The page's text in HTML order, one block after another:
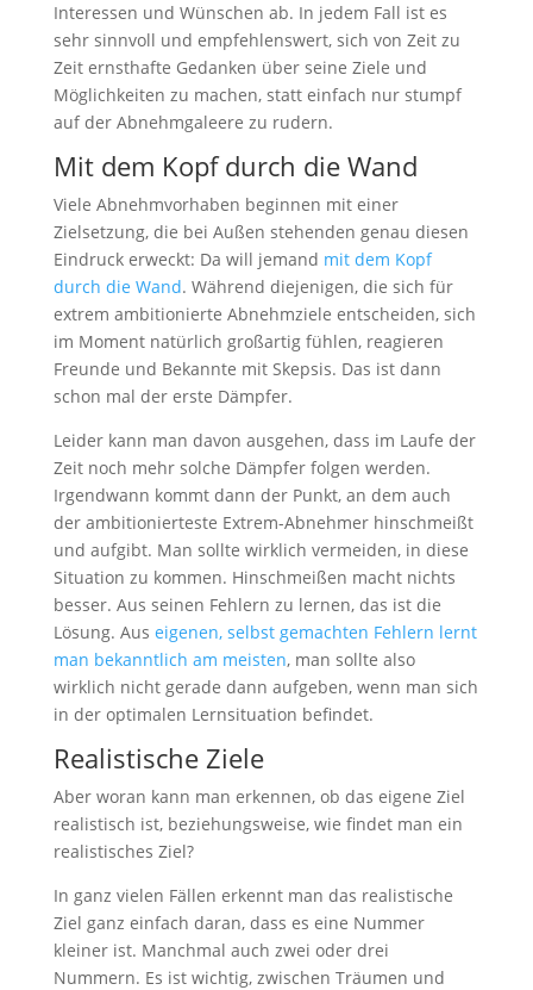
Interessen und Wünschen ab. In jedem Fall ist es
sehr sinnvoll und empfehlenswert, sich von Zeit zu
Zeit ernsthafte Gedanken über seine Ziele und
Möglichkeiten zu machen, statt einfach nur stumpf
auf der Abnehmgaleere zu rudern.
Mit dem Kopf durch die Wand
Viele Abnehmvorhaben beginnen mit einer
Zielsetzung, die bei Außen stehenden genau diesen
Eindruck erweckt: Da will jemand mit dem Kopf
durch die Wand. Während diejenigen, die sich für
extrem ambitionierte Abnehmziele entscheiden, sich
im Moment natürlich großartig fühlen, reagieren
Freunde und Bekannte mit Skepsis. Das ist dann
schon mal der erste Dämpfer.
Leider kann man davon ausgehen, dass im Laufe der
Zeit noch mehr solche Dämpfer folgen werden.
Irgendwann kommt dann der Punkt, an dem auch
der ambitionierteste Extrem-Abnehmer hinschmeißt
und aufgibt. Man sollte wirklich vermeiden, in diese
Situation zu kommen. Hinschmeißen macht nichts
besser. Aus seinen Fehlern zu lernen, das ist die
Lösung. Aus eigenen, selbst gemachten Fehlern lernt
man bekanntlich am meisten, man sollte also
wirklich nicht gerade dann aufgeben, wenn man sich
in der optimalen Lernsituation befindet.
Realistische Ziele
Aber woran kann man erkennen, ob das eigene Ziel
realistisch ist, beziehungsweise, wie findet man ein
realistisches Ziel?
In ganz vielen Fällen erkennt man das realistische
Ziel ganz einfach daran, dass es eine Nummer
kleiner ist. Manchmal auch zwei oder drei
Nummern. Es ist wichtig, zwischen Träumen und